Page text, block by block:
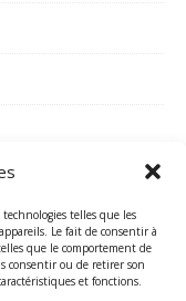
telles que les
Le fait de consentir à
que le comportement de
consentir ou de retirer son
et fonctions.